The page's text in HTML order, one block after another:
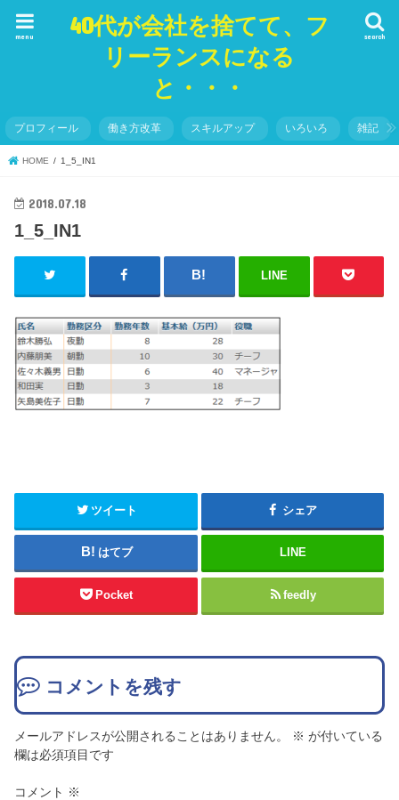
40代が会社を捨てて、フ
リーランスになる
と・・・
search
menu
プロフィール 働き方改革 スキルアップ いろいろ 雑記
HOME 1_5_IN1
2018.07.18
1_5_IN1
LINE
ツイート シェア
はてブ LINE
Pocket feedly
コメントを残す
メールアドレスが公開されることはありません。 ※ が付いている
欄は必須項目です
コメント ※